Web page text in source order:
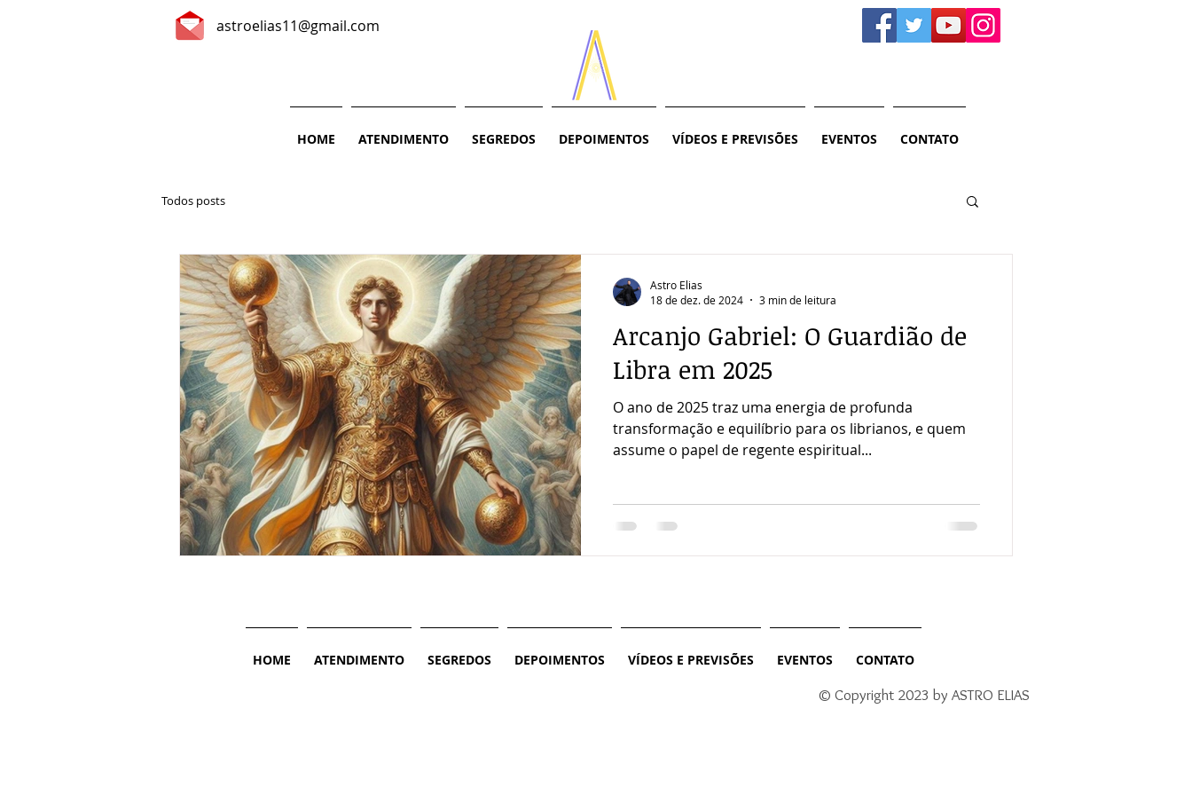
astroelias11@gmail.com
HOME ATENDIMENTO SEGREDOS DEPOIMENTOS VÍDEOS E PREVISÕES EVENTOS CONTATO
Todos posts
Arcanjo Gabriel: O Guardião de
Libra em 2025
O ano de 2025 traz uma energia de profunda
transformação e equilíbrio para os librianos, e quem
assume o papel de regente espiritual...
Astro Elias
18 de dez. de 2024
3 min de leitura
HOME ATENDIMENTO SEGREDOS DEPOIMENTOS VÍDEOS E PREVISÕES EVENTOS CONTATO
© Copyright 2023 by ASTRO ELIAS